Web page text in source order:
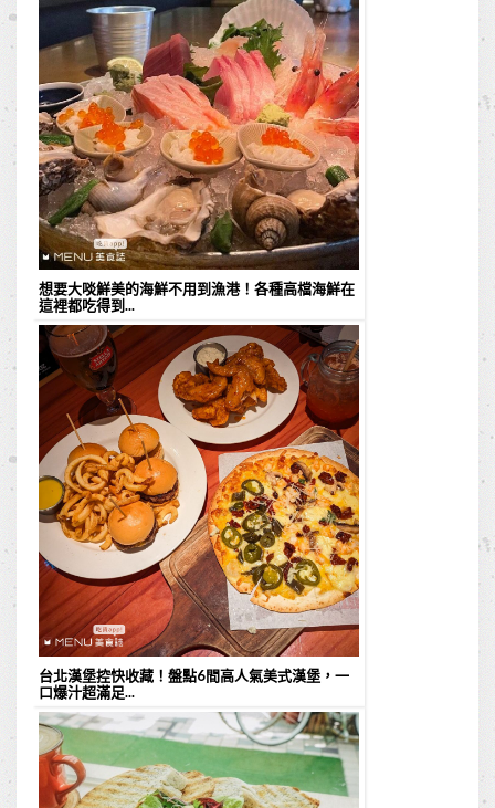
想要大啖鮮美的海鮮不用到漁港！各種高檔海鮮在
這裡都吃得到...
台北漢堡控快收藏！盤點6間高人氣美式漢堡，一
口爆汁超滿足...